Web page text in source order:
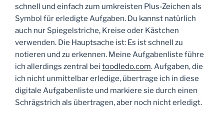
schnell und einfach zum umkreisten Plus-Zeichen als
Symbol für erledigte Aufgaben. Du kannst natürlich
auch nur Spiegelstriche, Kreise oder Kästchen
verwenden. Die Hauptsache ist: Es ist schnell zu
notieren und zu erkennen. Meine Aufgabenliste führe
ich allerdings zentral bei toodledo.com. Aufgaben, die
ich nicht unmittelbar erledige, übertrage ich in diese
digitale Aufgabenliste und markiere sie durch einen
Schrägstrich als übertragen, aber noch nicht erledigt.